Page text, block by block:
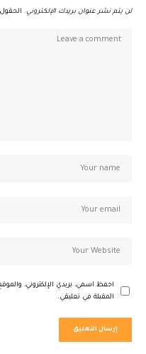
لن يتم نشر عنوان بريدك الإلكتروني. الحقول
احفظ اسمي، بريدي الإلكتروني،
المقبلة في تعليقي.